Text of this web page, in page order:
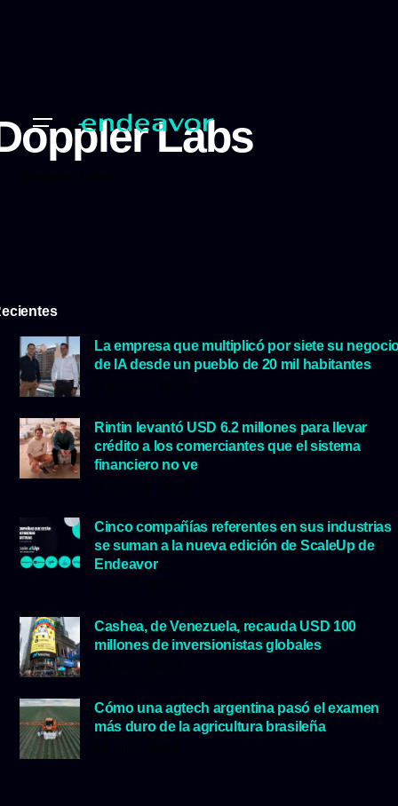
Labs
La empresa que multiplicó por siete su
de IA desde un pueblo de 20 mil habitantes
Rintin levantó USD 6.2 millones para llevar
crédito a los comerciantes que el sistema
financiero no ve
Cinco compañías referentes en sus industrias
se suman a la nueva edición de ScaleUp de
Endeavor
Cashea, de Venezuela, recauda USD 100
millones de inversionistas globales
Cómo una agtech argentina pasó el examen
más duro de la agricultura brasileña